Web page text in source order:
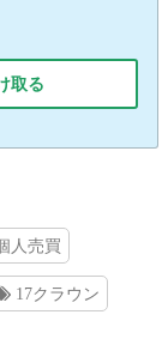
取る
人売買
17クラウン